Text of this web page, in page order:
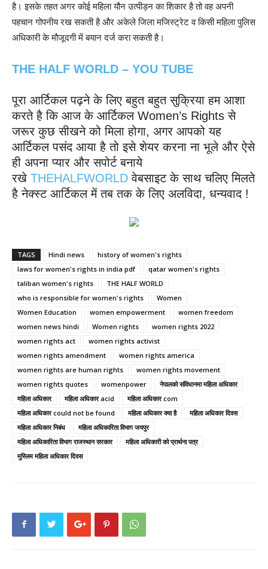
है। इसके तहत अगर कोई महिला यौन उत्पीड़न का शिकार है तो वह अपनी
पहचान गोपनीय रख सकती है और अकेले जिला मजिस्ट्रेट व किसी महिला पुलिस
अधिकारी के मौजूदगी में बयान दर्ज करा सकती है।
THE HALF WORLD – YOU TUBE
पूरा आर्टिकल पढ़ने के लिए बहुत बहुत सुक्रिया हम आशा
करते है कि आज के आर्टिकल Women’s Rights से
जरूर कुछ सीखने को मिला होगा, अगर आपको यह
आर्टिकल पसंद आया है तो इसे शेयर करना ना भूले और ऐसे
ही अपना प्यार और सपोर्ट बनाये
रखे THEHALFWORLDवेबसाइट के साथ चलिए मिलते
है नेक्स्ट आर्टिकल में तब तक के लिए अलविदा, धन्यवाद !
TAGS Hindi news
history of women's rights
laws for women's rights in india pdf
qatar women's rights
taliban women's rights
THE HALF WORLD
who is responsible for women's rights
Women
Women Education
women empowerment
women freedom
women news hindi
Women rights
women rights 2022
women rights act
women rights activist
women rights amendment
women rights america
women rights are human rights
women rights movement
women rights quotes
womenpower
नेपालको संविधानमा महिला अधिकार
महिला अधिकार
महिला अधिकार acid
महिला अधिकार com
महिला अधिकार could not be found
महिला अधिकार क्या है
महिला अधिकार दिवस
महिला अधिकार निबंध
महिला अधिकारिता विभाग जयपुर
महिला अधिकारिता विभाग राजस्थान सरकार
महिला अधिकारी को प्रार्थना पत्र
मुस्लिम महिला अधिकार दिवस